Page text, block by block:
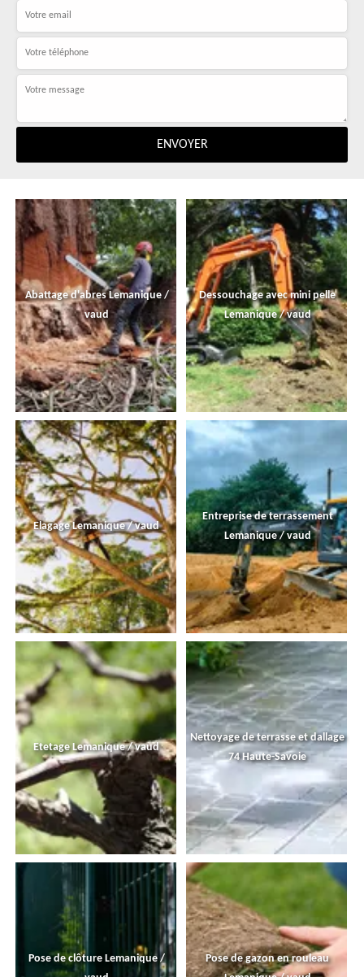
Abattage d'abres Lemanique /
vaud
Dessouchage avec mini pelle
Lemanique / vaud
Elagage Lemanique / vaud
Entreprise de terrassement
Lemanique / vaud
Etetage Lemanique / vaud
Nettoyage de terrasse et dallage
74 Haute-Savoie
Pose de clôture Lemanique /
Pose de gazon en rouleau